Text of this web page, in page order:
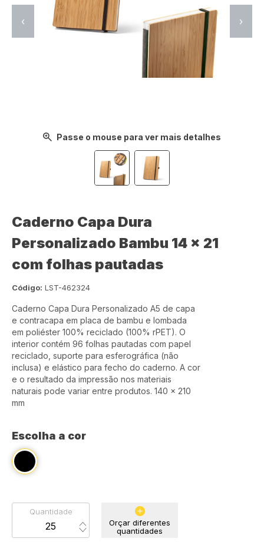
Passe o mouse para ver mais detalhes
‹ ›
Caderno Capa Dura
Personalizado Bambu 14 x 21
com folhas pautadas
Código: LST-462324
Caderno Capa Dura Personalizado A5 de capa
e contracapa em placa de bambu e lombada
em poliéster 100% reciclado (100% rPET). O
interior contém 96 folhas pautadas com papel
reciclado, suporte para esferográfica (não
inclusa) e elástico para fecho do caderno. A cor
e o resultado da impressão nos materiais
naturais pode variar entre produtos. 140 x 210
mm
Escolha a cor
Quantidade
Orçar diferentes
quantidades